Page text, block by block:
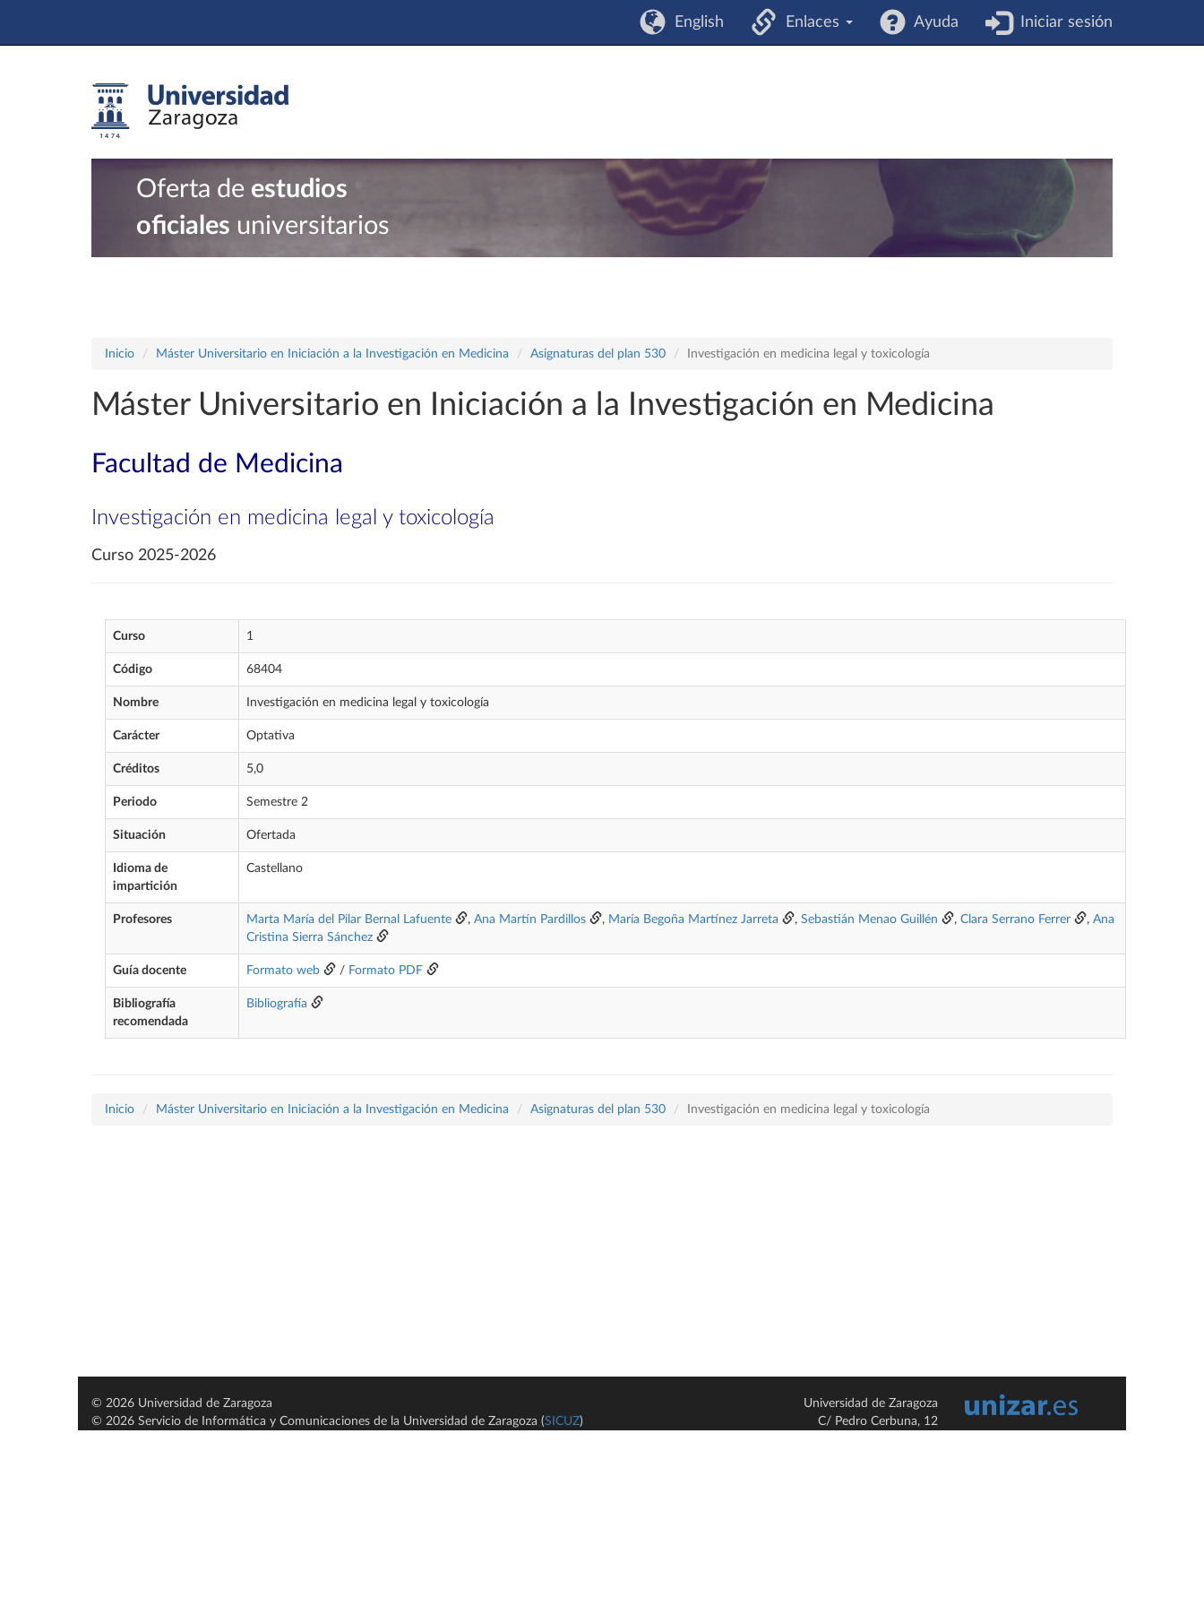
English Enlaces Ayuda Iniciar sesión
Oferta de estudios
oficiales universitarios
Inicio Máster Universitario en Iniciación a la Investigación en Medicina Asignaturas del plan 530 Investigación en medicina legal y toxicología
Máster Universitario en Iniciación a la Investigación en Medicina
Facultad de Medicina
Investigación en medicina legal y toxicología
Curso 2025-2026
Curso 1
Código 68404
Nombre Investigación en medicina legal y toxicología
Carácter Optativa
Créditos 5,0
Periodo Semestre 2
Situación Ofertada
Idioma de
impartición
Castellano
Profesores Marta María del Pilar Bernal Lafuente , Ana Martín Pardillos , María Begoña Martínez Jarreta , Sebastián Menao Guillén , Clara Serrano Ferrer , Ana
Cristina Sierra Sánchez
Guía docente Formato web / Formato PDF
Bibliografía
recomendada
Bibliografía
Inicio Máster Universitario en Iniciación a la Investigación en Medicina Asignaturas del plan 530 Investigación en medicina legal y toxicología
© 2026 Universidad de Zaragoza
© 2026 Servicio de Informática y Comunicaciones de la Universidad de Zaragoza (SICUZ)
Universidad de Zaragoza
C/ Pedro Cerbuna, 12